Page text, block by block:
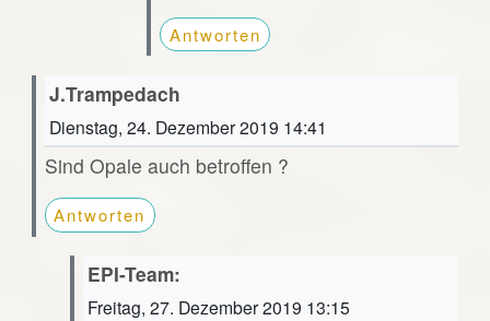
Antworten
J.Trampedach
Dienstag, 24. Dezember 2019 14:41
Sind Opale auch betroffen ?
Antworten
EPI-Team:
Freitag, 27. Dezember 2019 13:15